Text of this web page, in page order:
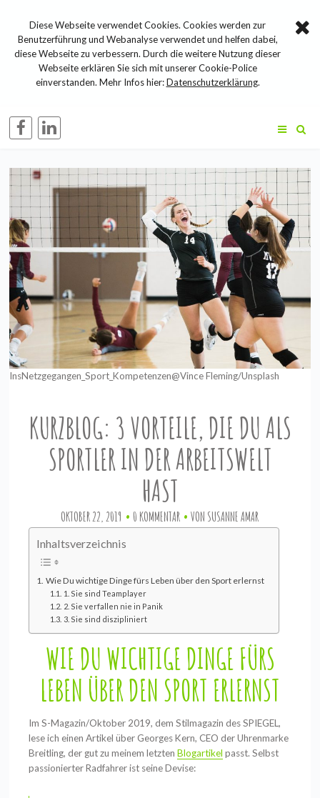
InsNetzgegangen_Sport_Kompetenzen@Vince Fleming/Unsplash
KURZBLOG: 3 VORTEILE, DIE DU ALS
SPORTLER IN DER ARBEITSWELT
HAST
OKTOBER 22, 2019 0 KOMMENTAR VON SUSANNE AMAR
Inhaltsverzeichnis
Wie Du wichtige Dinge fürs Leben über den Sport erlernst
1. Sie sind Teamplayer
2. Sie verfallen nie in Panik
3. Sie sind diszipliniert
WIE DU WICHTIGE DINGE FÜRS
LEBEN ÜBER DEN SPORT ERLERNST
Im S-Magazin/Oktober 2019, dem Stilmagazin des SPIEGEL,
lese ich einen Artikel über Georges Kern, CEO der Uhrenmarke
Breitling, der gut zu meinem letztenBlogartikel passt. Selbst
passionierter Radfahrer ist seine Devise:
Diese Webseite verwendet Cookies. Cookies werden zur
Benutzerführung und Webanalyse verwendet und helfen dabei,
diese Webseite zu verbessern. Durch die weitere Nutzung dieser
Webseite erklären Sie sich mit unserer Cookie-Police
einverstanden. Mehr Infos hier:Datenschutzerklärung.